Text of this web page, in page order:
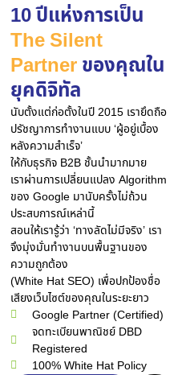
10 ปีแห่งการเป็น
The Silent
Partnerของคุณใน
ยุคดิจิทัล
นับตั้งแต่ก่อตั้งในปี 2015 เรายึดถือ
ปรัชญาการทำงานแบบ ‘ผู้อยู่เบื้อง
หลังความสำเร็จ’
ให้กับธุรกิจ B2B ชั้นนำมากมาย
เราผ่านการเปลี่ยนแปลง Algorithm
ของ Google มานับครั้งไม่ถ้วน
ประสบการณ์เหล่านี้
สอนให้เรารู้ว่า ‘ทางลัดไม่มีจริง’ เรา
จึงมุ่งมั่นทำงานบนพื้นฐานของ
ความถูกต้อง
(White Hat SEO) เพื่อปกป้องชื่อ
เสียงเว็บไซต์ของคุณในระยะยาว
Google Partner (Certified)
จดทะเบียนพาณิชย์ DBD
Registered
100% White Hat Policy